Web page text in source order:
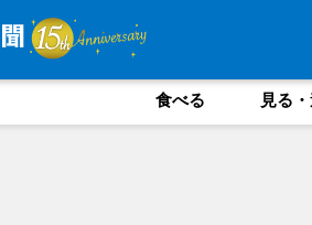
食べる 見る